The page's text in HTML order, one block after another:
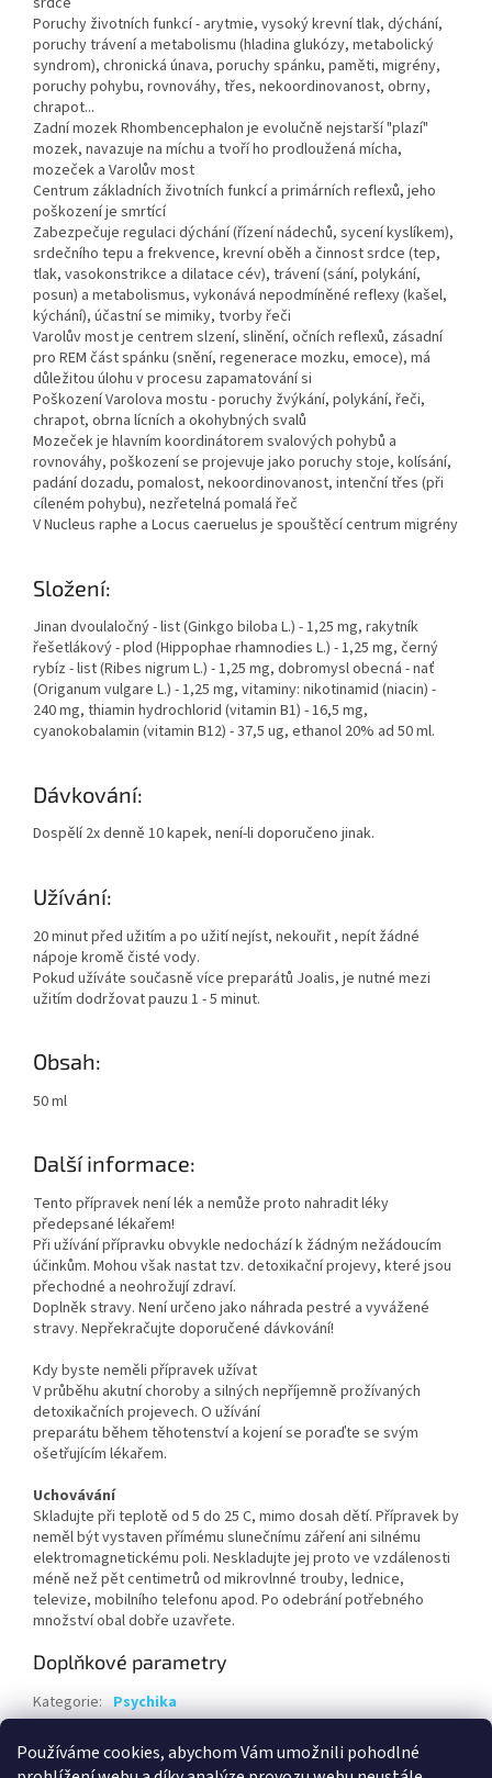
Používáme cookies, abychom Vám umožnili pohodlné
Poruchy životních funkcí - arytmie, vysoký krevní tlak, dýchání,
poruchy trávení a metabolismu (hladina glukózy, metabolický
syndrom), chronická únava, poruchy spánku, paměti, migrény,
poruchy pohybu, rovnováhy, třes, nekoordinovanost, obrny,
chrapot...
Zadní mozek Rhombencephalon je evolučně nejstarší "plazí"
mozek, navazuje na míchu a tvoří ho prodloužená mícha,
mozeček a Varolův most
Centrum základních životních funkcí a primárních reflexů, jeho
poškození je smrtící
Zabezpečuje regulaci dýchání (řízení nádechů, sycení kyslíkem),
srdečního tepu a frekvence, krevní oběh a činnost srdce (tep,
tlak, vasokonstrikce a dilatace cév), trávení (sání, polykání,
posun) a metabolismus, vykonává nepodmíněné reflexy (kašel,
kýchání), účastní se mimiky, tvorby řeči
Varolův most je centrem slzení, slinění, očních reflexů, zásadní
pro REM část spánku (snění, regenerace mozku, emoce), má
důležitou úlohu v procesu zapamatování si
Poškození Varolova mostu - poruchy žvýkání, polykání, řeči,
chrapot, obrna lícních a okohybných svalů
Mozeček je hlavním koordinátorem svalových pohybů a
rovnováhy, poškození se projevuje jako poruchy stoje, kolísání,
padání dozadu, pomalost, nekoordinovanost, intenční třes (při
cíleném pohybu), nezřetelná pomalá řeč
V Nucleus raphe a Locus caeruelus je spouštěcí centrum migrény
Složení:
Jinan dvoulaločný - list (Ginkgo biloba L.) - 1,25 mg, rakytník
řešetlákový - plod (Hippophae rhamnodies L.) - 1,25 mg, černý
rybíz - list (Ribes nigrum L.) - 1,25 mg, dobromysl obecná - nať
(Origanum vulgare L.) - 1,25 mg, vitaminy: nikotinamid (niacin) -
240 mg, thiamin hydrochlorid (vitamin B1) - 16,5 mg,
cyanokobalamin (vitamin B12) - 37,5 ug, ethanol 20% ad 50 ml.
Dávkování:
Dospělí 2x denně 10 kapek, není-li doporučeno jinak.
Užívání:
20 minut před užitím a po užití nejíst, nekouřit , nepít žádné
nápoje kromě čisté vody.
Pokud užíváte současně více preparátů Joalis, je nutné mezi
užitím dodržovat pauzu 1 - 5 minut.
Obsah:
50 ml
Další informace:
Tento přípravek není lék a nemůže proto nahradit léky
předepsané lékařem!
Při užívání přípravku obvykle nedochází k žádným nežádoucím
účinkům. Mohou však nastat tzv. detoxikační projevy, které jsou
přechodné a neohrožují zdraví.
Doplněk stravy. Není určeno jako náhrada pestré a vyvážené
stravy. Nepřekračujte doporučené dávkování!
Kdy byste neměli přípravek užívat
V průběhu akutní choroby a silných nepříjemně prožívaných
detoxikačních projevech. O užívání
preparátu během těhotenství a kojení se poraďte se svým
ošetřujícím lékařem.
Uchovávání
Skladujte při teplotě od 5 do 25 C, mimo dosah dětí. Přípravek by
neměl být vystaven přímému slunečnímu záření ani silnému
elektromagnetickému poli. Neskladujte jej proto ve vzdálenosti
méně než pět centimetrů od mikrovlnné trouby, lednice,
televize, mobilního telefonu apod. Po odebrání potřebného
množství obal dobře uzavřete.
Doplňkové parametry
Kategorie: Psychika
EAN: 8595584007511